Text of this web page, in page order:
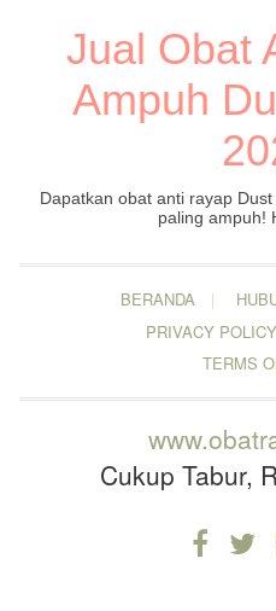
Jual Obat
Ampuh
Dapatkan obat anti rayap
paling ampuh!
BERANDA
PRIVACY POLICY
TERMS
Cukup Tabur,